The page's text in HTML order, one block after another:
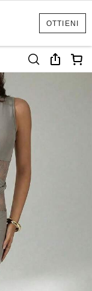
OTTIENI